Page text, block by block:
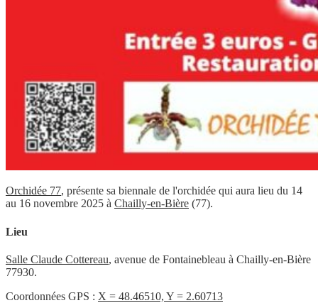
Orchidée 77, présente sa biennale de l'orchidée qui aura lieu du 14
au 16 novembre 2025 à Chailly-en-Bière (77).
Lieu
Salle Claude Cottereau, avenue de Fontainebleau à Chailly-en-Bière
77930.
Coordonnées GPS : X = 48.46510, Y = 2.60713